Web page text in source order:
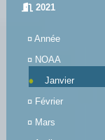
2021
¤ Année
¤ NOAA
Janvier
¤ Février
¤ Mars